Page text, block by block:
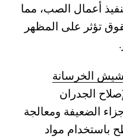
أعمال الصب، مما
تؤثر على المظهر
الخرسانة
الجدران
الضعيفة ومعالجة
باستخدام مواد